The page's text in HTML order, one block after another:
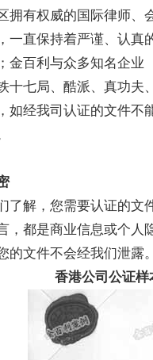
拥有权威的国际律师、
一直保持着严谨、认真
金百利与众多知名企业
十七局、酷派、真功夫
如经我司认证的文件不
了解，您需要认证的文
，都是商业信息或个人
的文件不会经我们泄露
香港公司公证样